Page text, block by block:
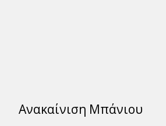
Ανακαίνιση Μπάνιου